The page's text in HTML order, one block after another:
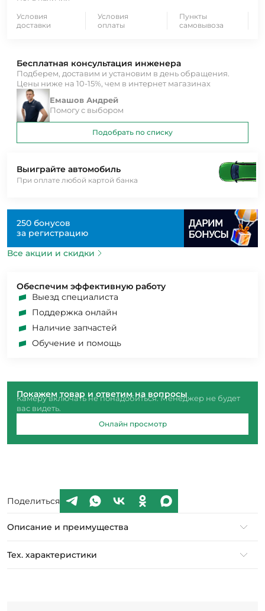
Условия
доставки
Условия
оплаты
Пункты
самовывоза
Выиграйте автомобиль
При оплате любой картой банка
250 бонусов
за регистрацию
Все акции и скидки
Обеспечим эффективную работу
Выезд специалиста
Поддержка онлайн
Наличие запчастей
Обучение и помощь
Покажем товар и ответим на вопросы
Камеру включать не понадобиться. Менеджер не будет
вас видеть.
Онлайн просмотр
Бесплатная консультация инженера
Подберем, доставим и установим в день обращения.
Цены ниже на 10-15%, чем в интернет магазинах
Емашов Андрей
Помогу с выбором
Подобрать по списку
Поделиться
Описание и преимущества
Тех. характеристики